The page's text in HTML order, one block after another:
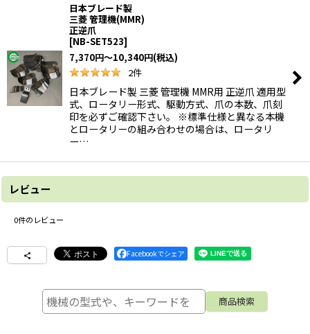
日本ブレード製
三菱 管理機(MMR)
正逆爪
[NB-SET523]
7,370円～10,340円(税込)
2件
日本ブレード製 三菱 管理機 MMR用 正逆爪 適用型
式、ロータリー形式、駆動方式、爪の本数、爪刻
印を必ずご確認下さい。 ※標準仕様と異なる本機
とロータリーの組み合わせの場合は、ロータリ
ー…
レビュー
0件のレビュー
Facebookでシェア